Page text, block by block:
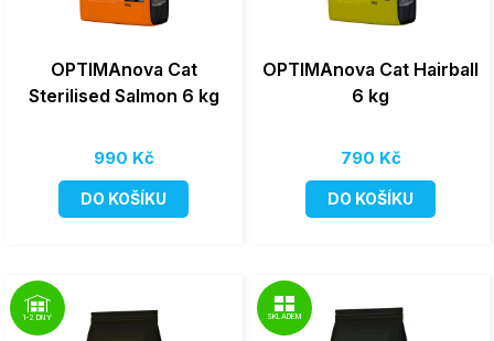
OPTIMAnova Cat
Sterilised Salmon 6 kg
990 Kč
DO KOŠÍKU
OPTIMAnova Cat Hairball
6 kg
790 Kč
DO KOŠÍKU
1-2 DNY SKLADEM